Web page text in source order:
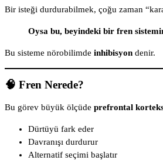
Bir isteği durdurabilmek, çoğu zaman
Oysa bu, beyindeki bir fren
Bu sisteme nörobilimde inhibisyon denir.
🧠 Fren Nerede?
Bu görev büyük ölçüde prefrontal
Dürtüyü fark eder
Davranışı durdurur
Alternatif seçimi başlatır